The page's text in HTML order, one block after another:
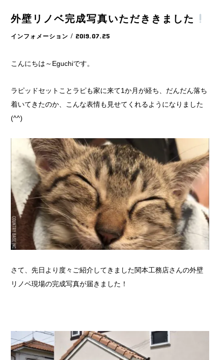
外壁リノベ完成写真いただききました
インフォメーション / 2019.07.25
こんにちは～Eguchiです。
ラピッドセットことラピも家に来て1か月が経ち、だんだん落ち
着いてきたのか、こんな表情も見せてくれるようになりました
(^^)
さて、先日より度々ご紹介してきました関本工務店さんの外壁
リノベ現場の完成写真が届きました！